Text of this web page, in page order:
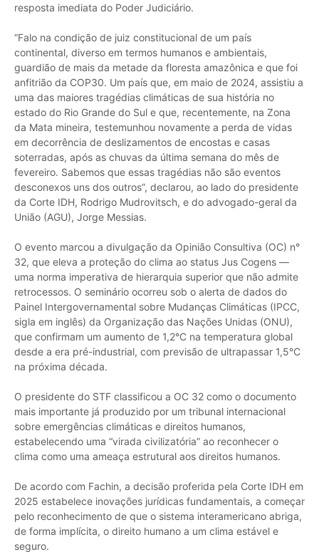
resposta imediata do Poder Judiciário.
“Falo na condição de juiz constitucional de um país
continental, diverso em termos humanos e ambientais,
guardião de mais da metade da floresta amazônica e que foi
anfitrião da COP30. Um país que, em maio de 2024, assistiu a
uma das maiores tragédias climáticas de sua história no
estado do Rio Grande do Sul e que, recentemente, na Zona
da Mata mineira, testemunhou novamente a perda de vidas
em decorrência de deslizamentos de encostas e casas
soterradas, após as chuvas da última semana do mês de
fevereiro. Sabemos que essas tragédias não são eventos
desconexos uns dos outros”, declarou, ao lado do presidente
da Corte IDH, Rodrigo Mudrovitsch, e do advogado-geral da
União (AGU), Jorge Messias.
O evento marcou a divulgação da Opinião Consultiva (OC) n°
32, que eleva a proteção do clima ao status Jus Cogens —
uma norma imperativa de hierarquia superior que não admite
retrocessos. O seminário ocorreu sob o alerta de dados do
Painel Intergovernamental sobre Mudanças Climáticas (IPCC,
sigla em inglês) da Organização das Nações Unidas (ONU),
que confirmam um aumento de 1,2°C na temperatura global
desde a era pré-industrial, com previsão de ultrapassar 1,5°C
na próxima década.
O presidente do STF classificou a OC 32 como o documento
mais importante já produzido por um tribunal internacional
sobre emergências climáticas e direitos humanos,
estabelecendo uma “virada civilizatória” ao reconhecer o
clima como uma ameaça estrutural aos direitos humanos.
De acordo com Fachin, a decisão proferida pela Corte IDH em
2025 estabelece inovações jurídicas fundamentais, a começar
pelo reconhecimento de que o sistema interamericano abriga,
de forma implícita, o direito humano a um clima estável e
seguro.